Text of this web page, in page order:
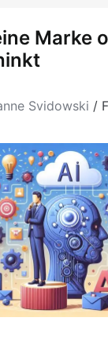
Marke
Svidowski /